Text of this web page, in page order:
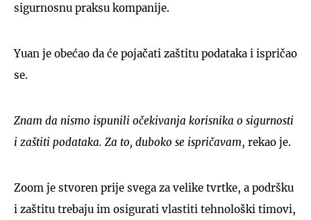
sigurnosnu praksu kompanije.
Yuan je obećao da će pojačati zaštitu podataka i ispričao
se.
Znam da nismo ispunili očekivanja korisnika o sigurnosti
i zaštiti podataka. Za to, duboko se ispričavam, rekao je.
Zoom je stvoren prije svega za velike tvrtke, a podršku
i zaštitu trebaju im osigurati vlastiti tehnološki timovi,